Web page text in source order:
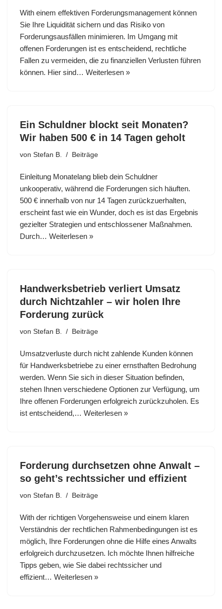
With einem effektiven Forderungsmanagement können
Sie Ihre Liquidität sichern und das Risiko von
Forderungsausfällen minimieren. Im Umgang mit
offenen Forderungen ist es entscheidend, rechtliche
Fallen zu vermeiden, die zu finanziellen Verlusten führen
können. Hier sind… Weiterlesen »
Ein Schuldner blockt seit Monaten?
Wir haben 500 € in 14 Tagen geholt
von Stefan B. Beiträge
Einleitung Monatelang blieb dein Schuldner
unkooperativ, während die Forderungen sich häuften.
500 € innerhalb von nur 14 Tagen zurückzuerhalten,
erscheint fast wie ein Wunder, doch es ist das Ergebnis
gezielter Strategien und entschlossener Maßnahmen.
Durch… Weiterlesen »
Handwerksbetrieb verliert Umsatz
durch Nichtzahler – wir holen Ihre
Forderung zurück
von Stefan B. Beiträge
Umsatzverluste durch nicht zahlende Kunden können
für Handwerksbetriebe zu einer ernsthaften Bedrohung
werden. Wenn Sie sich in dieser Situation befinden,
stehen Ihnen verschiedene Optionen zur Verfügung, um
Ihre offenen Forderungen erfolgreich zurückzuholen. Es
ist entscheidend,… Weiterlesen »
Forderung durchsetzen ohne Anwalt –
so geht’s rechtssicher und effizient
von Stefan B. Beiträge
With der richtigen Vorgehensweise und einem klaren
Verständnis der rechtlichen Rahmenbedingungen ist es
möglich, Ihre Forderungen ohne die Hilfe eines Anwalts
erfolgreich durchzusetzen. Ich möchte Ihnen hilfreiche
Tipps geben, wie Sie dabei rechtssicher und
effizient… Weiterlesen »